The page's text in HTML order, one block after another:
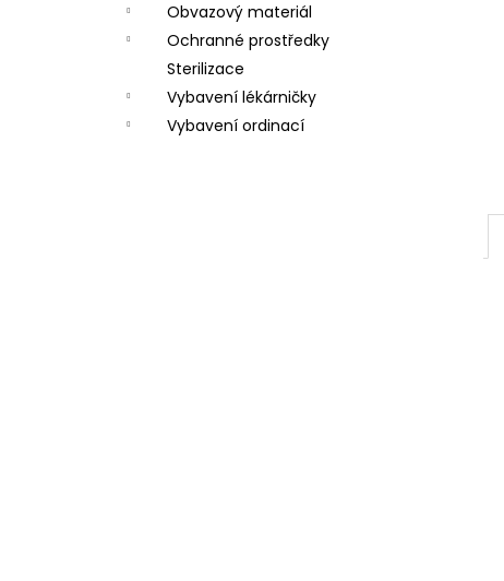
Obvazový materiál
Ochranné prostředky
Sterilizace
Vybavení lékárničky
Vybavení ordinací